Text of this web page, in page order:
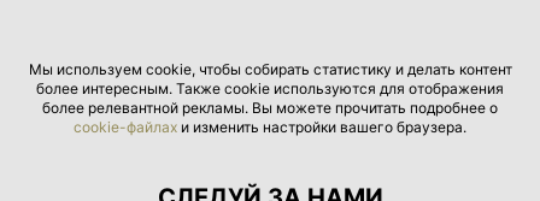
Мы используем cookie, чтобы собирать статистику и делать контент
более интересным. Также cookie используются для отображения
более релевантной рекламы. Вы можете прочитать подробнее о
cookie-файлах и изменить настройки вашего браузера.